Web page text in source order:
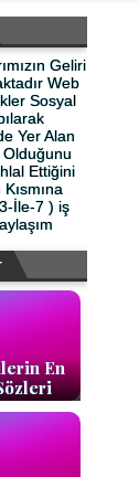
Geliri
Web
Sosyal
Yer Alan
Olduğunu
Ettiğini
İle-7 ) iş
En